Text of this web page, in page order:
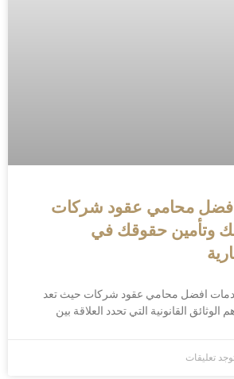
افضل محامي عقود شركات
وتأمين حقوقك في
افضل محامي عقود شركات حيث تعد
القانونية التي تحدد العلاقة بين
تعليقات